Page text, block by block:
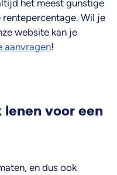
het meest gunstige
Wil je
website kan je
aanvragen!
voor een
en dus ook